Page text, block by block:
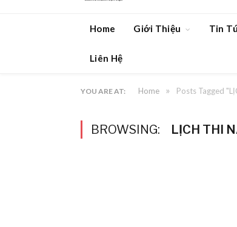
Home Giới Thiệu Tin
Liên Hệ
YOU ARE AT: Home » Posts Tagged
BROWSING: LỊCH THI